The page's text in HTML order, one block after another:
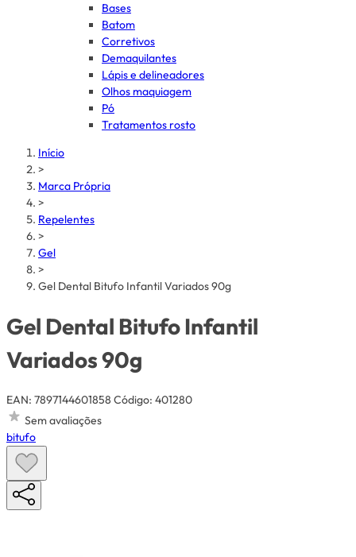
Bases
Batom
Corretivos
Demaquilantes
Lápis e delineadores
Olhos maquiagem
Pó
Tratamentos rosto
Início
>
Marca Própria
>
Repelentes
>
Gel
>
Gel Dental Bitufo Infantil Variados 90g
Gel Dental Bitufo Infantil
Variados 90g
EAN: 7897144601858 Código: 401280
Sem avaliações
bitufo